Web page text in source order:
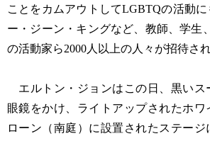
ことをカムアウトしてLGBTQの活動
ー・ジーン・キングなど、教師、学生
の活動家ら2000人以上の人々が招待され
エルトン・ジョンはこの日、黒いス
眼鏡をかけ、ライトアップされたホワ
ローン（南庭）に設置されたステージ